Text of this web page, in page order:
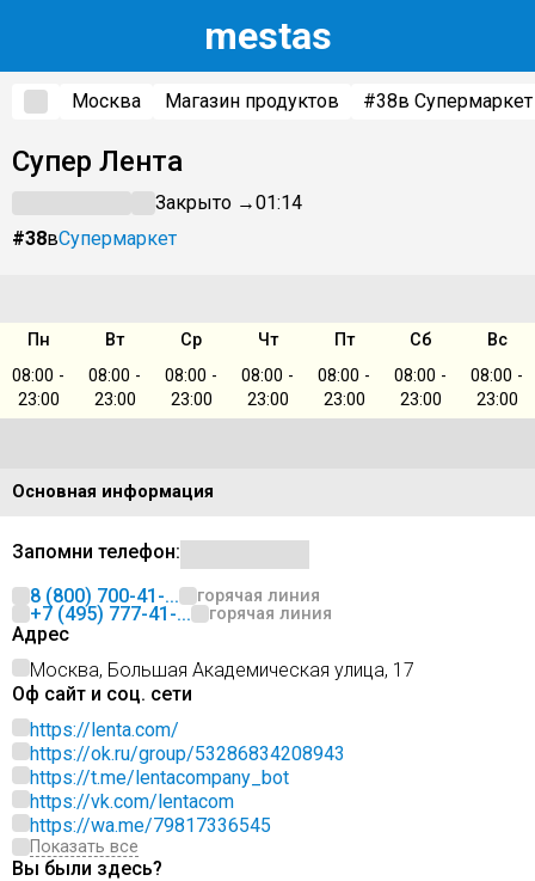
mestas
Москва Магазин продуктов #38в Супермаркет
Супер Лента
Закрыто →01:14
#38вСупермаркет
Пн Вт Ср Чт Пт Сб
Вс
08:00 -
23:00
08:00 -
23:00
08:00 -
23:00
08:00 -
23:00
08:00 -
23:00
08:00 -
23:00
08:00 -
23:00
Основная информация
Запомни телефон:
8 (800) 700-41-...
горячая линия
+7 (495) 777-41-... горячая линия
Адрес
Москва, Большая Академическая улица, 17
Оф сайт и соц. сети
https://lenta.com/
https://ok.ru/group/53286834208943
https://t.me/lentacompany_bot
https://vk.com/lentacom
https://wa.me/79817336545
Показать все
Вы были здесь?